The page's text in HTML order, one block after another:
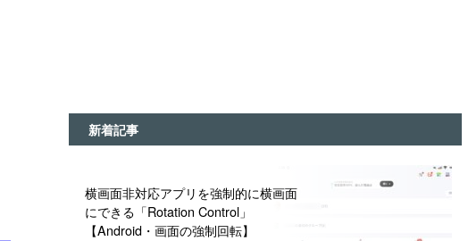
新着記事
横画面非対応アプリを強制的に横画面
にできる「Rotation Control」
【Android・画面の強制回転】